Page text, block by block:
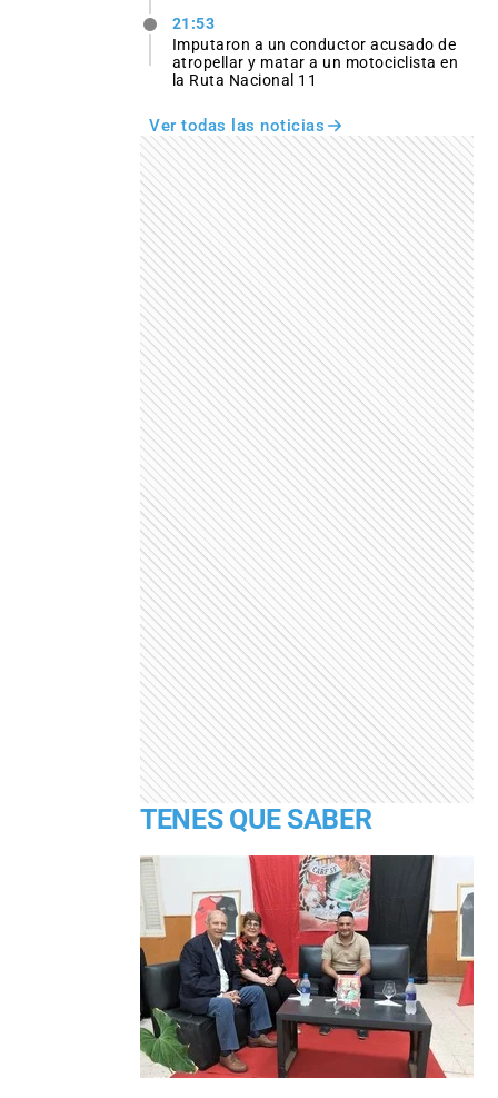
21:53
Imputaron a un conductor acusado de
atropellar y matar a un motociclista en
la Ruta Nacional 11
Ver todas las noticias
TENES QUE SABER